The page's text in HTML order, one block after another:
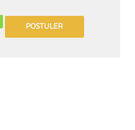
POSTULER